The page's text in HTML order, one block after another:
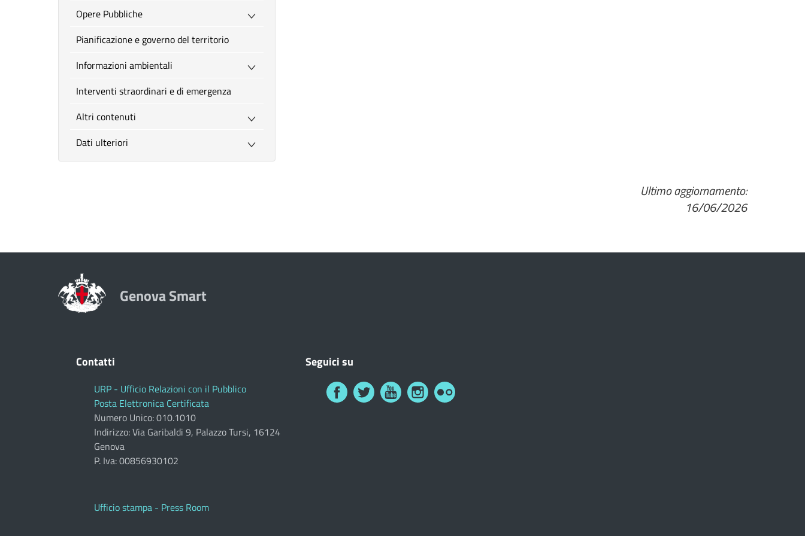
Opere Pubbliche
Pianificazione e governo del territorio
Informazioni ambientali
Interventi straordinari e di emergenza
Altri contenuti
Dati ulteriori
Ultimo aggiornamento:
16/06/2026
Genova Smart
Contatti
URP - Ufficio Relazioni con il Pubblico
Posta Elettronica Certificata
Numero Unico: 010.1010
Indirizzo: Via Garibaldi 9, Palazzo Tursi, 16124
Genova
P. Iva: 00856930102
Ufficio stampa - Press Room
Seguici su